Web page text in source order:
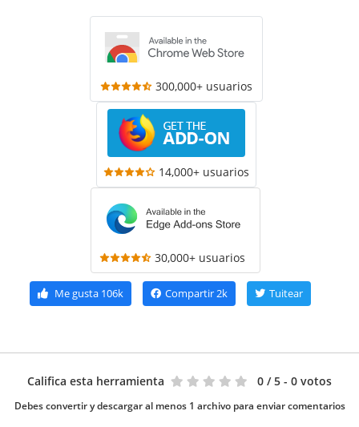
300,000+ usuarios
14,000+ usuarios
30,000+ usuarios
Me gusta106k Compartir2k Tuitear
Califica esta herramienta 0 / 5 - 0 votos
Debes convertir y descargar al menos 1 archivo para enviar comentarios